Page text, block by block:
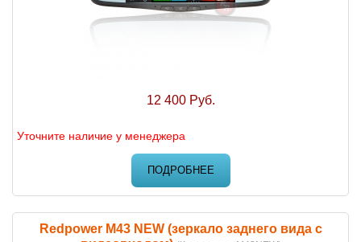
12 400 Руб.
Уточните наличие у менеджера
ПОДРОБНЕЕ
Redpower M43 NEW (зеркало заднего вида с